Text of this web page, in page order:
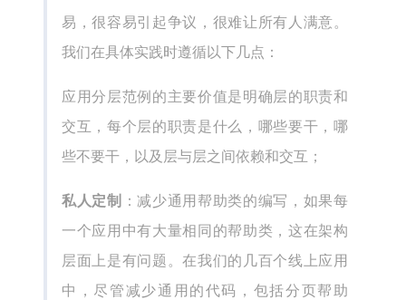
易，很容易引起争议，很难让所有人满意。
我们在具体实践时遵循以下几点：
应用分层范例的主要价值是明确层的职责和
交互，每个层的职责是什么，哪些要干，哪
些不要干，以及层与层之间依赖和交互；
私人定制
：减少通用帮助类的编写，如果每
一个应用中有大量相同的帮助类，这在架构
层面上是有问题。在我们的几百个线上应用
中，尽管减少通用的代码，包括分页帮助